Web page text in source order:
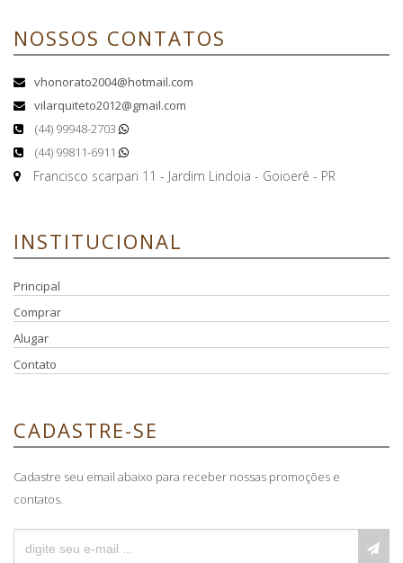
NOSSOS CONTATOS
vhonorato2004@hotmail.com
vilarquiteto2012@gmail.com
(44) 99948-2703
(44) 99811-6911
Francisco scarpari 11 - Jardim Lindoia - Goioerê - PR
INSTITUCIONAL
Principal
Comprar
Alugar
Contato
CADASTRE-SE
Cadastre seu email abaixo para receber nossas promoções e
contatos.